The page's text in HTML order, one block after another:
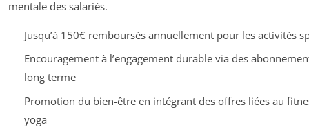
mentale des salariés.
Jusqu’à 150€ remboursés annuellement pour les activités
Encouragement à l’engagement durable via des
long terme
Promotion du bien-être en intégrant des offres liées au
yoga